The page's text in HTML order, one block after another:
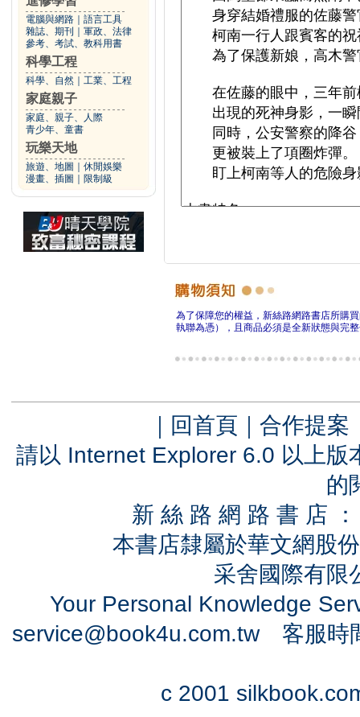
電腦與網路
語言工具
雜誌、期刊
軍政、法律
參考、考試、教科用書
科學工程
科學、自然 工業、工程
家庭親子
家庭、親子、人際
青少年、童書
玩樂天地
旅遊、地圖
休閒娛樂
漫畫、插圖
限制級
為了保障您的權益，新絲路網路書店所購
執聯為憑），且商品必須是全新狀態與完
｜ 回首頁 ｜ 合作提案
請以 Internet Explorer 6.0 以上
的
新 絲 路 網 路 書 店
本書店隸屬於華文網股
采舍國際有
Your Personal Knowledge
service@book4u.com.tw客服時
c 2001